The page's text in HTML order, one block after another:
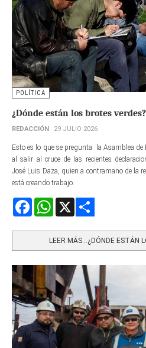
POLÍTICA
¿Dónde están los brotes verdes?
REDACCIÓN 29 JULIO 2026
Esto es lo que se pregunta la Asamblea
al salir al cruce de las recientes
José Luis Daza, quien a contramano de la
está creando trabajo.
FacebookWhatsApp
LEER MÁS…¿DÓNDE ESTÁN